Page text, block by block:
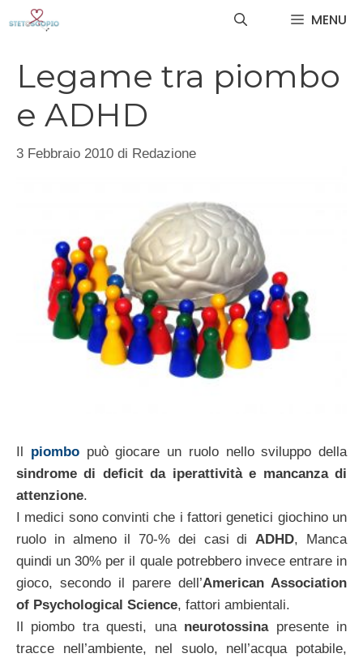
MENU
Legame tra piombo
e ADHD
3 Febbraio 2010 di Redazione
Il piombopuò giocare un ruolo nello sviluppo della
sindrome di deficit da iperattività e mancanza di
attenzione.
I medici sono convinti che i fattori genetici giochino un
ruolo in almeno il 70-% dei casi diADHD, Manca
quindi un 30% per il quale potrebbero invece entrare in
gioco, secondo il parere dell’American Association
of Psychological Science, fattori ambientali.
Il piombo tra questi, una neurotossinapresente in
tracce nell’ambiente, nel suolo, nell’acqua potabile,